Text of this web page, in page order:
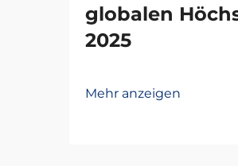
globalen
2025
Mehr anzeigen